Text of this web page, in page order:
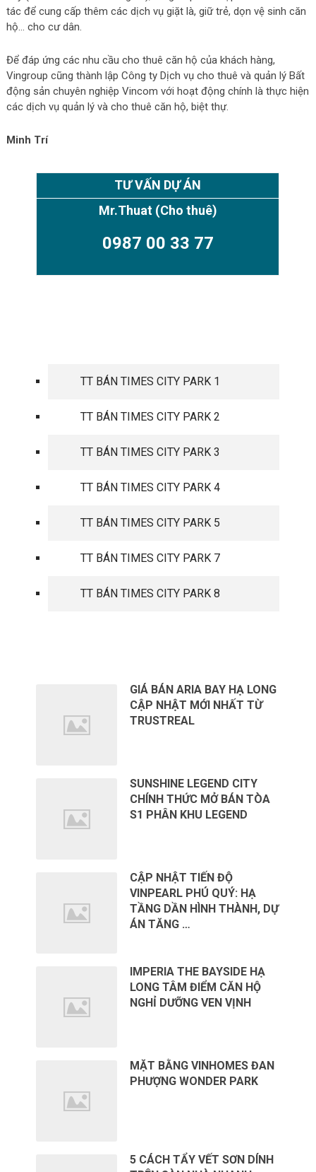
tác để cung cấp thêm các dịch vụ giặt là, giữ trẻ, dọn vệ sinh căn
hộ… cho cư dân.
Để đáp ứng các nhu cầu cho thuê căn hộ của khách hàng,
Vingroup cũng thành lập Công ty Dịch vụ cho thuê và quản lý Bất
động sản chuyên nghiệp Vincom với hoạt động chính là thực hiện
các dịch vụ quản lý và cho thuê căn hộ, biệt thự.
Minh Trí
TƯ VẤN DỰ ÁN
Mr.Thuat (Cho thuê)
0987 00 33 77
TT BÁN TIMES CITY PARK 1
TT BÁN TIMES CITY PARK 2
TT BÁN TIMES CITY PARK 3
TT BÁN TIMES CITY PARK 4
TT BÁN TIMES CITY PARK 5
TT BÁN TIMES CITY PARK 7
TT BÁN TIMES CITY PARK 8
GIÁ BÁN ARIA BAY HẠ LONG
CẬP NHẬT MỚI NHẤT TỪ
TRUSTREAL
SUNSHINE LEGEND CITY
CHÍNH THỨC MỞ BÁN TÒA
S1 PHÂN KHU LEGEND
CẬP NHẬT TIẾN ĐỘ
VINPEARL PHÚ QUÝ: HẠ
TẦNG DẦN HÌNH THÀNH, DỰ
ÁN TĂNG …
IMPERIA THE BAYSIDE HẠ
LONG TÂM ĐIỂM CĂN HỘ
NGHỈ DƯỠNG VEN VỊNH
MẶT BẰNG VINHOMES ĐAN
PHƯỢNG WONDER PARK
5 CÁCH TẨY VẾT SƠN DÍNH